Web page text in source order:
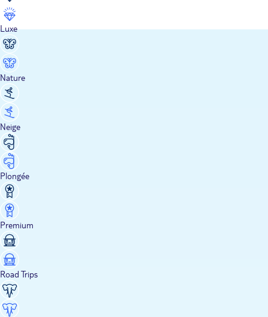
Luxe
Nature
Neige
Plongée
Premium
Road Trips